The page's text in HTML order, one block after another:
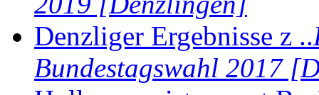
Denzliger Ergebnisse z ..
Bundestagswahl 2017